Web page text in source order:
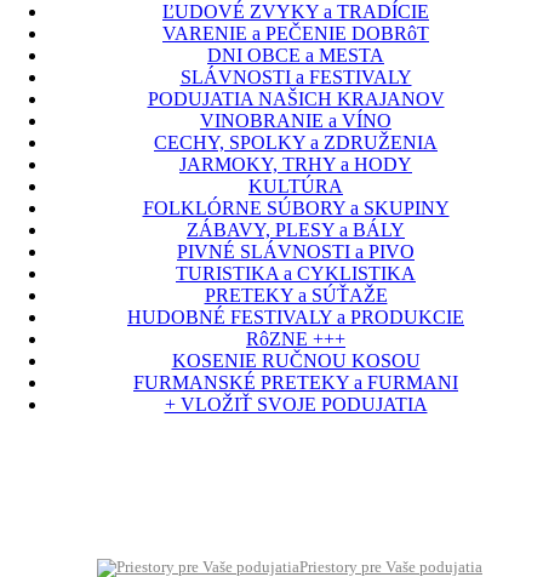
ĽUDOVÉ ZVYKY a TRADÍCIE
VARENIE a PEČENIE DOBRôT
DNI OBCE a MESTA
SLÁVNOSTI a FESTIVALY
PODUJATIA NAŠICH KRAJANOV
VINOBRANIE a VÍNO
CECHY, SPOLKY a ZDRUŽENIA
JARMOKY, TRHY a HODY
KULTÚRA
FOLKLÓRNE SÚBORY a SKUPINY
ZÁBAVY, PLESY a BÁLY
PIVNÉ SLÁVNOSTI a PIVO
TURISTIKA a CYKLISTIKA
PRETEKY a SÚŤAŽE
HUDOBNÉ FESTIVALY a PRODUKCIE
RôZNE +++
KOSENIE RUČNOU KOSOU
FURMANSKÉ PRETEKY a FURMANI
+ VLOŽIŤ SVOJE PODUJATIA
Priestory pre Vaše podujatia